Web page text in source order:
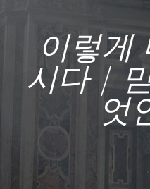
이렇게
시다 /
엇